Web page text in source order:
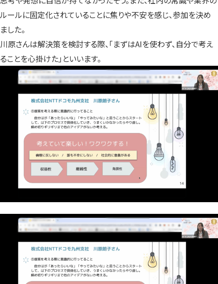
ルールに固定化されていることに焦りや不安を感じ、参加を決め
ました。
川原さんは解決策を検討する際、「まずはAIを使わず、自分で考え
ることを心掛けた」といいます。